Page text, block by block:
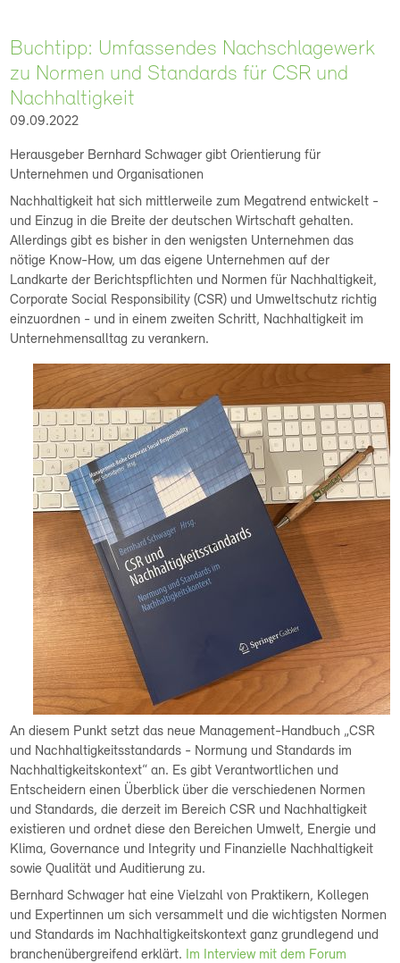
Buchtipp: Umfassendes Nachschlagewerk
zu Normen und Standards für CSR und
Nachhaltigkeit
09.09.2022
Herausgeber Bernhard Schwager gibt Orientierung für
Unternehmen und Organisationen
Nachhaltigkeit hat sich mittlerweile zum Megatrend entwickelt -
und Einzug in die Breite der deutschen Wirtschaft gehalten.
Allerdings gibt es bisher in den wenigsten Unternehmen das
nötige Know-How, um das eigene Unternehmen auf der
Landkarte der Berichtspflichten und Normen für Nachhaltigkeit,
Corporate Social Responsibility (CSR) und Umweltschutz richtig
einzuordnen - und in einem zweiten Schritt, Nachhaltigkeit im
Unternehmensalltag zu verankern.
An diesem Punkt setzt das neue Management-Handbuch „CSR
und Nachhaltigkeitsstandards - Normung und Standards im
Nachhaltigkeitskontext“ an. Es gibt Verantwortlichen und
Entscheidern einen Überblick über die verschiedenen Normen
und Standards, die derzeit im Bereich CSR und Nachhaltigkeit
existieren und ordnet diese den Bereichen Umwelt, Energie und
Klima, Governance und Integrity und Finanzielle Nachhaltigkeit
sowie Qualität und Auditierung zu.
Bernhard Schwager hat eine Vielzahl von Praktikern, Kollegen
und Expertinnen um sich versammelt und die wichtigsten Normen
und Standards im Nachhaltigkeitskontext ganz grundlegend und
branchenübergreifend erklärt. Im Interview mit dem Forum